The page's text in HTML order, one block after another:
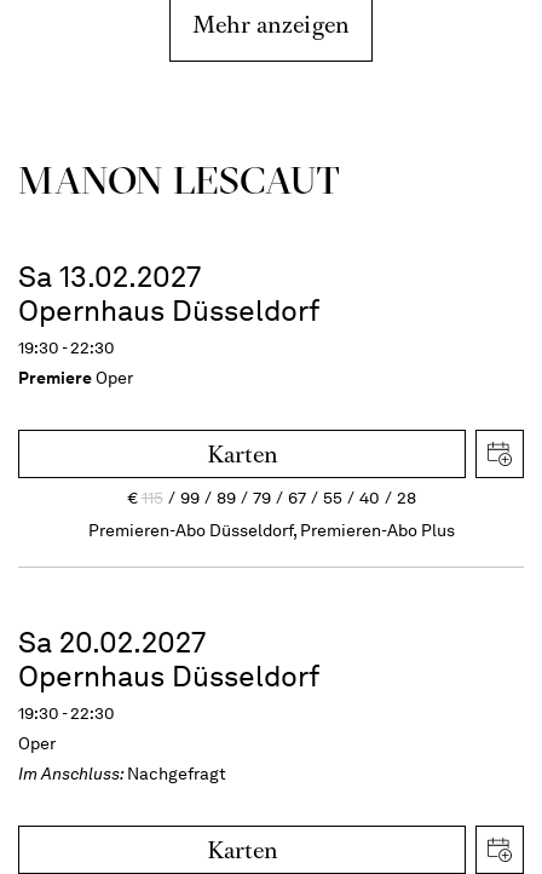
Mehr anzeigen
MANON LESCAUT
Sa 13.02.2027
Opernhaus Düsseldorf
19:30 - 22:30
PremiereOper
Karten
€115 99 89 79 67 55 40
28
Premieren-Abo Düsseldorf, Premieren-Abo Plus
Sa 20.02.2027
Opernhaus Düsseldorf
19:30 - 22:30
Oper
Im Anschluss:Nachgefragt
Karten